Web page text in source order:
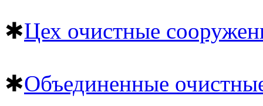
✱Цех очистные
✱Объединенные